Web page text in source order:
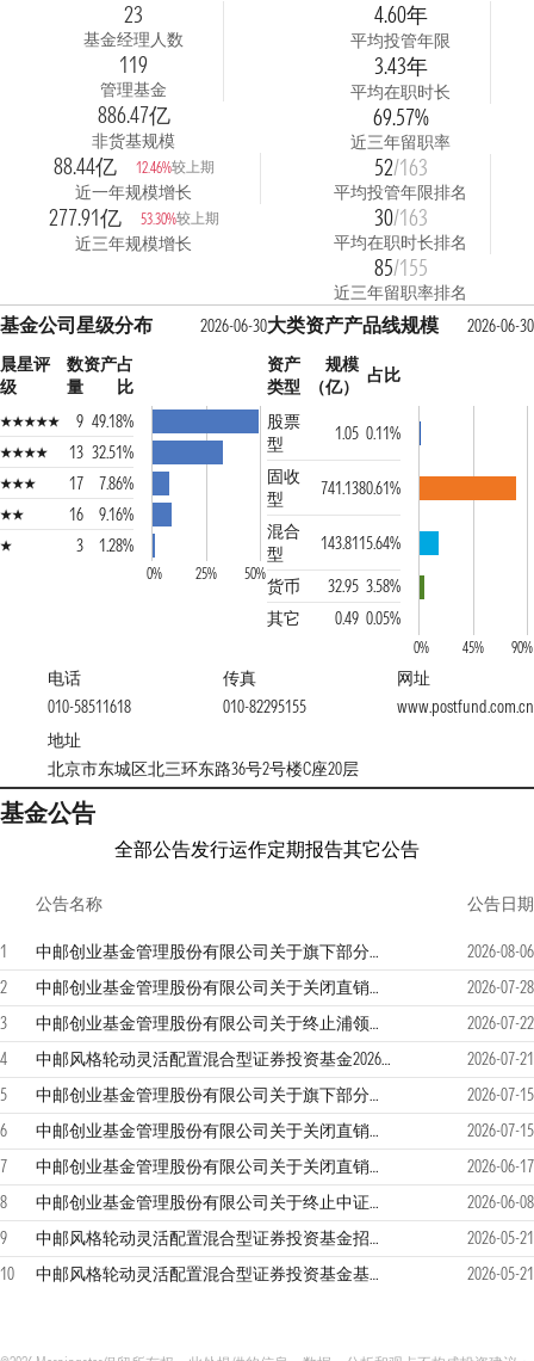
23
基金经理人数
119
管理基金
886.47亿
非货基规模
88.44亿 12.46%较上期
近一年规模增长
277.91亿 53.30%较上期
近三年规模增长
4.60年
平均投管年限
3.43年
平均在职时长
69.57%
近三年留职率
52/163
平均投管年限排名
30/163
平均在职时长排名
85/155
近三年留职率排名
基金公司星级分布
2026-06-30
晨星评
级
数
量
资产占
比
9 49.18%
13 32.51%
17
7.86%
16
9.16%
3
1.28%
0% 25% 50%
大类资产产品线规模
2026-06-30
资产
类型
规模
（亿）
占比
股票
型
1.05 0.11%
固收
型
741.1380.61%
混合
型
143.8115.64%
货币
32.95 3.58%
其它
0.49 0.05%
0% 45% 90%
电话
010-58511618
传真
010-82295155
网址
www.postfund.com.cn
地址
北京市东城区北三环东路36号2号楼C座20层
基金公告
全部公告发行运作定期报告其它公告
公告名称 公告日期
1 中邮创业基金管理股份有限公司关于旗下部分基金增加民生证券股份有限公司为代销机构及开通相关业务的公告
2026-08-06
2
中邮创业基金管理股份有限公司关于关闭直销网上交易平台业务服务的提示性公告
2026-07-28
3
中邮创业基金管理股份有限公司关于终止浦领基金销售有限公司办理本公司旗下基金相关销售业务的公告
2026-07-22
4
中邮风格轮动灵活配置混合型证券投资基金2026年第二季度报告
2026-07-21
5
中邮创业基金管理股份有限公司关于旗下部分基金参加兴业证券股份有限公司申购和定投费率优惠活动的公告
2026-07-15
6
中邮创业基金管理股份有限公司关于关闭直销网上交易平台业务服务的提示性公告
2026-07-15
7
中邮创业基金管理股份有限公司关于关闭直销网上交易平台业务服务的公告
2026-06-17
8
中邮创业基金管理股份有限公司关于终止中证金牛（北京）基金销售有限公司办理本公司旗下基金销售业务的公告
2026-06-08
9
中邮风格轮动灵活配置混合型证券投资基金招募说明书更新
2026-05-21
10
中邮风格轮动灵活配置混合型证券投资基金基金经理变更公告 2026-05-21